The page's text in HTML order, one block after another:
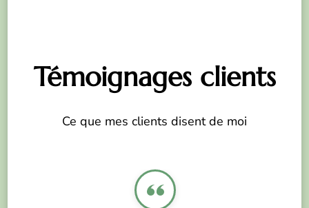
Témoignages clients
Ce que mes clients disent de moi